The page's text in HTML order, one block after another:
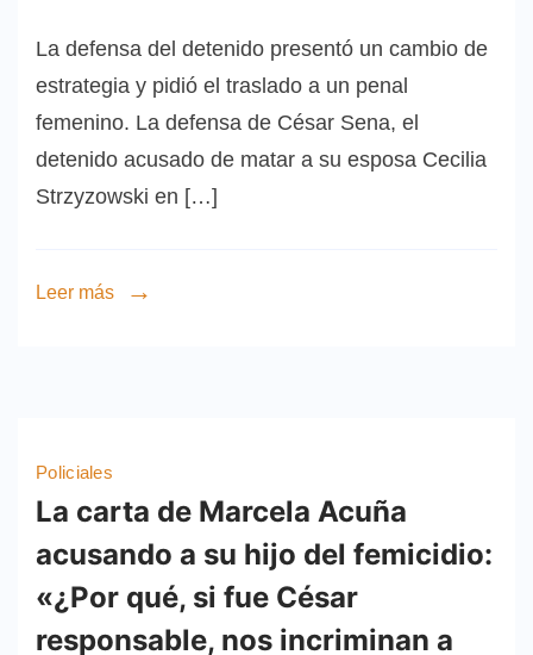
La defensa del detenido presentó un cambio de
estrategia y pidió el traslado a un penal
femenino. La defensa de César Sena, el
detenido acusado de matar a su esposa Cecilia
Strzyzowski en […]
Leer más
Policiales
La carta de Marcela Acuña
acusando a su hijo del femicidio:
«¿Por qué, si fue César
responsable, nos incriminan a